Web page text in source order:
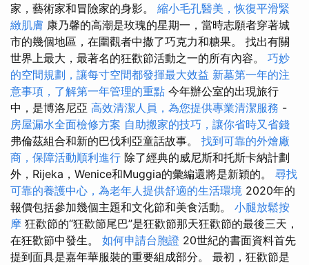
家，藝術家和冒險家的身影。 縮小毛孔醫美，恢復平滑緊
緻肌膚 康乃馨的高潮是玫瑰的星期一，當時志願者穿著城
市的幾個地區，在圍觀者中撒了巧克力和糖果。 找出有關
世界上最大，最著名的狂歡節活動之一的所有內容。 巧妙
的空間規劃，讓每寸空間都發揮最大效益 新墓第一年的注
意事項，了解第一年管理的重點 今年辦公室的出現旅行
中，是博洛尼亞 高效清潔人員，為您提供專業清潔服務 -
房屋漏水全面檢修方案 自助搬家的技巧，讓你省時又省錢
弗倫茲組合和新的巴伐利亞童話故事。 找到可靠的外燴廠
商，保障活動順利進行 除了經典的威尼斯和托斯卡納計劃
外，Rijeka，Wenice和Muggia的彙編還將是新穎的。 尋找
可靠的養護中心，為老年人提供舒適的生活環境 2020年的
報價包括參加幾個主題和文化節和美食活動。 小腿放鬆按
摩 狂歡節的“狂歡節尾巴”是狂歡節那天狂歡節的最後三天，
在狂歡節中發生。 如何申請台胞證 20世紀的書面資料首先
提到面具是嘉年華服裝的重要組成部分。 最初，狂歡節是